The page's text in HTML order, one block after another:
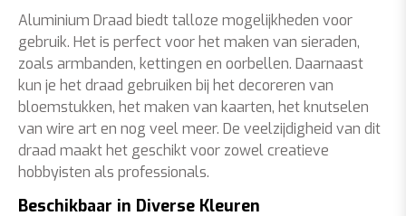
Aluminium Draad biedt talloze mogelijkheden voor
gebruik. Het is perfect voor het maken van sieraden,
zoals armbanden, kettingen en oorbellen. Daarnaast
kun je het draad gebruiken bij het decoreren van
bloemstukken, het maken van kaarten, het knutselen
van wire art en nog veel meer. De veelzijdigheid van dit
draad maakt het geschikt voor zowel creatieve
hobbyisten als professionals.
Beschikbaar in Diverse Kleuren